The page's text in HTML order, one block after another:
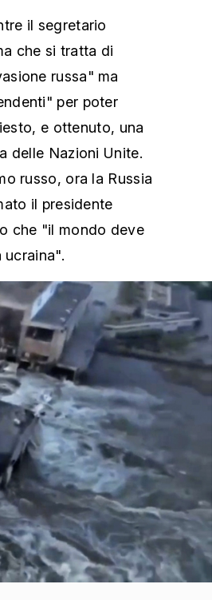
il segretario
che si tratta di
russa" ma
per poter
e ottenuto, una
delle Nazioni Unite.
russo, ora la Russia
il presidente
che "il mondo deve
ucraina".